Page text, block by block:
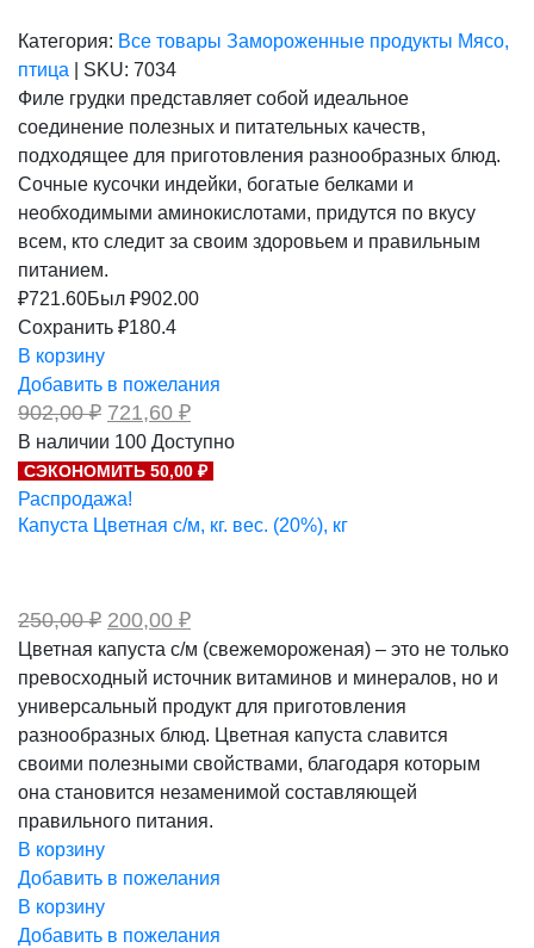
Категория: Все товары Замороженные продукты Мясо,
птица
SKU: 7034
Филе грудки представляет собой идеальное
соединение полезных и питательных качеств,
подходящее для приготовления разнообразных блюд.
Сочные кусочки индейки, богатые белками и
необходимыми аминокислотами, придутся по вкусу
всем, кто следит за своим здоровьем и правильным
питанием.
₽721.60Был ₽902.00
Сохранить ₽180.4
В корзину
Добавить в пожелания
902,00₽ Первоначальная
цена
составляла
902,00 ₽.
721,60 ₽Текущая
721,60 ₽.
В наличии 100 Доступно
СЭКОНОМИТЬ 50,00 ₽
Распродажа!
Капуста Цветная с/м, кг. вес. (20%), кг
250,00₽ Первоначальная
составляла
250,00 ₽.
200,00 ₽Текущая
цена:
200,00 ₽.
Цветная капуста с/м (свежемороженая) – это не только
превосходный источник витаминов и минералов, но и
универсальный продукт для приготовления
разнообразных блюд. Цветная капуста славится
своими полезными свойствами, благодаря которым
она становится незаменимой составляющей
правильного питания.
В корзину
Добавить в пожелания
В корзину
Добавить в пожелания